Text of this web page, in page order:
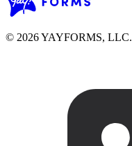
© 2026 YAYFORMS, LLC.